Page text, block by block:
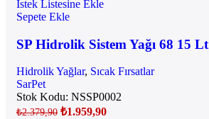
İstek Listesine Ekle
Sepete Ekle
SP Hidrolik Sistem Yağı 68 15 Lt
Hidrolik Yağlar, Sıcak Fırsatlar
SarPet
Stok Kodu: NSSP0002
₺2.379,90 ₺1.959,90